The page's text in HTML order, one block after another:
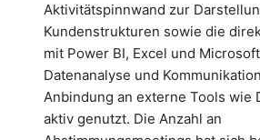
Aktivitätspinnwand zur
Kundenstrukturen sowie die
mit Power BI, Excel und
Datenanalyse und
Anbindung an externe Tools wie
aktiv genutzt. Die Anzahl an